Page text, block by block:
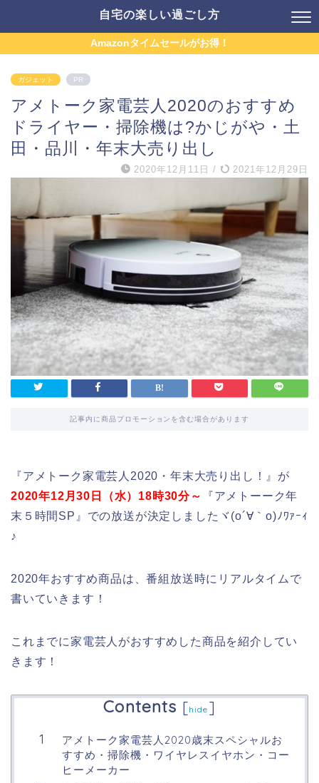
自宅の楽しい過ごし方
Amazonタイムセールがお得！
ガジェット PR
アメトーク家電芸人2020のおすすめ
ドライヤー・掃除機は?かじがや・土
田・品川・年末大売り出し
2020年12月11日 / 2021年12月29日
記事内に商品プロモーションを含む場合があります
『アメトーク家電芸人2020・年末大売り出し！』が
2020年12月30日（水）18時30分～
『アメトーーク年
末５時間SP』での放送が決定しましたヾ(o´∀｀o)ﾉﾜｧｰｨ
♪
2020年おすすめ商品は、番組放送時にリアルタイムで
書いていきます！
これまでに家電芸人がおすすめした商品を紹介してい
きます！
Contents [hide ]
アメトーク家電芸人2020歳末スペシャルお
すすめ・掃除機・ワイヤレスイヤホン・コー
ヒーメーカー